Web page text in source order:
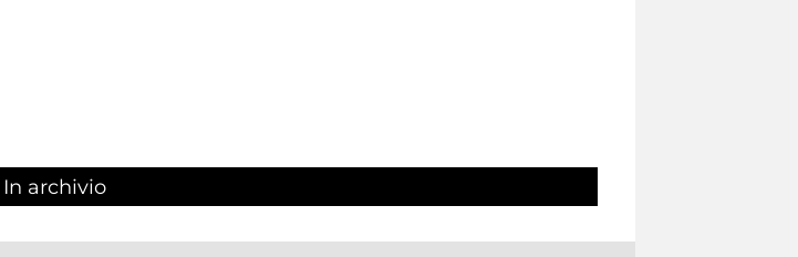
In archivio